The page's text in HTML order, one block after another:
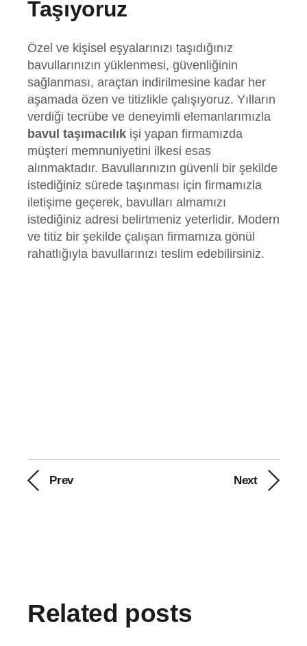
Taşıyoruz
Özel ve kişisel eşyalarınızı taşıdığınız
bavullarınızın yüklenmesi, güvenliğinin
sağlanması, araçtan indirilmesine kadar her
aşamada özen ve titizlikle çalışıyoruz. Yılların
verdiği tecrübe ve deneyimli elemanlarımızla
bavul taşımacılık işi yapan firmamızda
müşteri memnuniyetini ilkesi esas
alınmaktadır. Bavullarınızın güvenli bir şekilde
istediğiniz sürede taşınması için firmamızla
iletişime geçerek, bavulları almamızı
istediğiniz adresi belirtmeniz yeterlidir. Modern
ve titiz bir şekilde çalışan firmamıza gönül
rahatlığıyla bavullarınızı teslim edebilirsiniz.
Prev Next
Related posts